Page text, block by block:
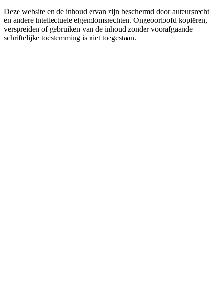
Deze website en de inhoud ervan zijn beschermd door auteursrecht
en andere intellectuele eigendomsrechten. Ongeoorloofd kopiëren,
verspreiden of gebruiken van de inhoud zonder voorafgaande
schriftelijke toestemming is niet toegestaan.